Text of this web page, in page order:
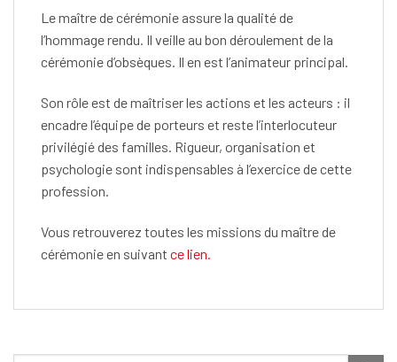
Le maître de cérémonie assure la qualité de
l’hommage rendu. Il veille au bon déroulement de la
cérémonie d’obsèques. Il en est l’animateur principal.
Son rôle est de maîtriser les actions et les acteurs : il
encadre l’équipe de porteurs et reste l’interlocuteur
privilégié des familles. Rigueur, organisation et
psychologie sont indispensables à l’exercice de cette
profession.
Vous retrouverez toutes les missions du maître de
cérémonie en suivant ce lien.